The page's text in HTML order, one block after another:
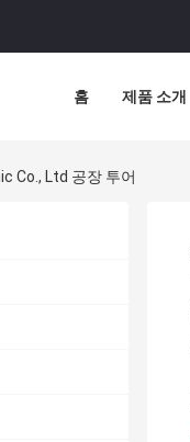
홈 제품 소개
Co., Ltd 공장 투어